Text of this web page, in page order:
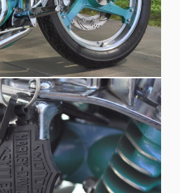
costruita nei primi anni del
ricavato da un barattolo di
pochi anni per trasformare
prestigiosa, anzi un mito. È
moto "all'americana".
preso il nome dalla cilindrata di
fondatori del gruppoMax
sono grandi appassionati di
da Los Angeles"diretto